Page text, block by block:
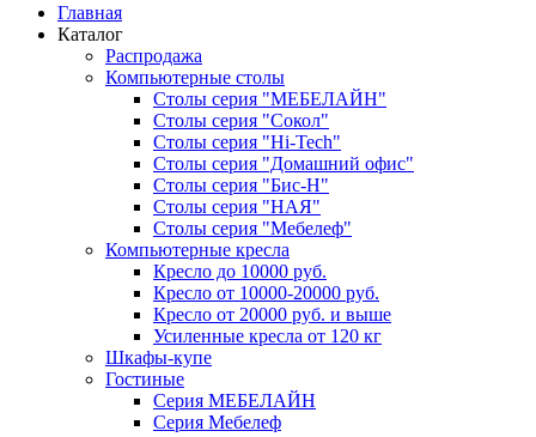
Главная
Каталог
Распродажа
Компьютерные столы
Столы серия "МЕБЕЛАЙН"
Столы серия "Сокол"
Столы серия "Hi-Tech"
Столы серия "Домашний офис"
Столы серия "Бис-Н"
Столы серия "НАЯ"
Столы серия "Мебелеф"
Компьютерные кресла
Кресло до 10000 руб.
Кресло от 10000-20000 руб.
Кресло от 20000 руб. и выше
Усиленные кресла от 120 кг
Шкафы-купе
Гостиные
Серия МЕБЕЛАЙН
Серия Мебелеф